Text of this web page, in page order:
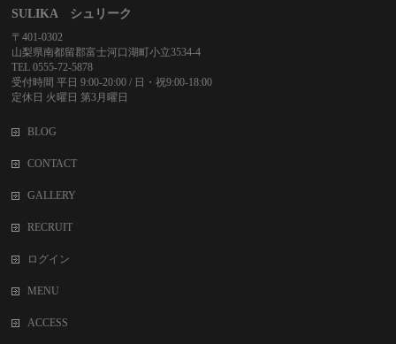
SULIKA シュリーク
〒401-0302
山梨県南都留郡富士河口湖町小立3534-4
TEL 0555-72-5878
受付時間 平日 9:00-20:00 / 日・祝9:00-18:00
定休日 火曜日 第3月曜日
BLOG
CONTACT
GALLERY
RECRUIT
ログイン
MENU
ACCESS